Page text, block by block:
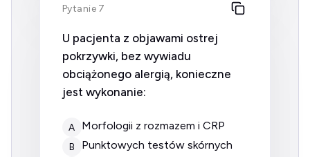
Pytanie 7
U pacjenta z objawami ostrej
pokrzywki, bez wywiadu
obciążonego alergią, konieczne
jest wykonanie:
A morfologii z rozmazem i CRP
B punktowych testów skórnych